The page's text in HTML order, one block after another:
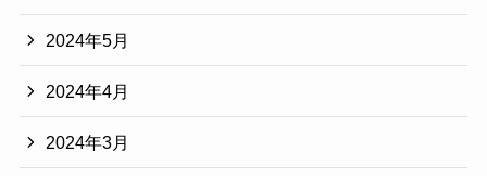
2024年5月
2024年4月
2024年3月